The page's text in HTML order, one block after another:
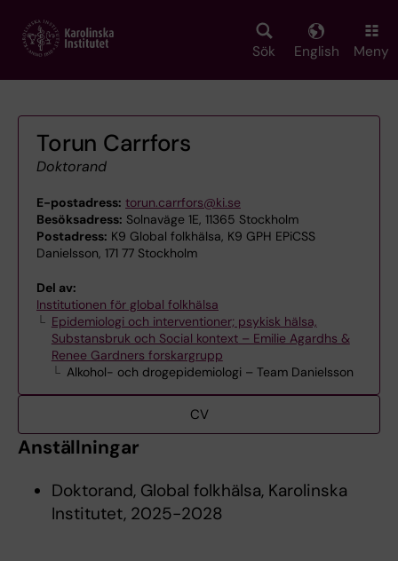
main
Sök English Meny
Torun Carrfors
Doktorand
E-postadress: torun.carrfors@ki.se
Besöksadress: Solnaväge 1E, 11365 Stockholm
Postadress: K9 Global folkhälsa, K9 GPH EPiCSS
Danielsson, 171 77 Stockholm
Del av:
Institutionen för global folkhälsa
Epidemiologi och interventioner; psykisk hälsa,
Substansbruk och Social kontext – Emilie Agardhs &
Renee Gardners forskargrupp
Alkohol- och drogepidemiologi – Team Danielsson
CV
Anställningar
Doktorand, Global folkhälsa, Karolinska
Institutet, 2025-2028